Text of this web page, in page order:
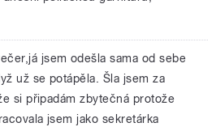
jsem odešla sama od sebe
už se potápěla. Šla jsem za
si připadám zbytečná protože
jsem jako sekretárka